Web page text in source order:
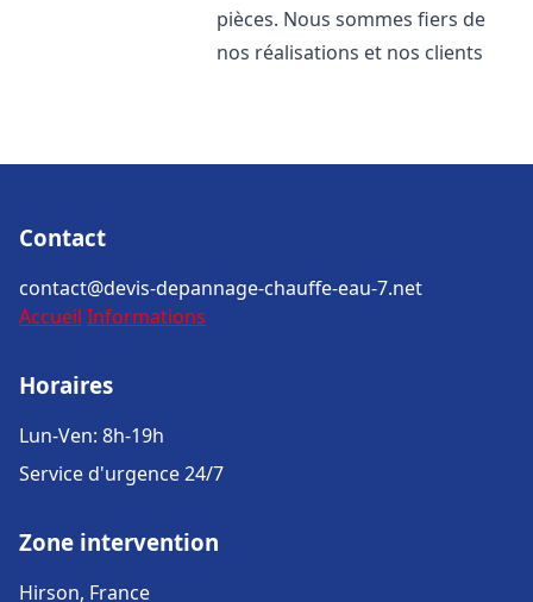
pièces. Nous sommes fiers de
nos réalisations et nos clients
Contact
contact@devis-depannage-chauffe-eau-7.net
Accueil Informations
Horaires
Lun-Ven: 8h-19h
Service d'urgence 24/7
Zone intervention
Hirson, France